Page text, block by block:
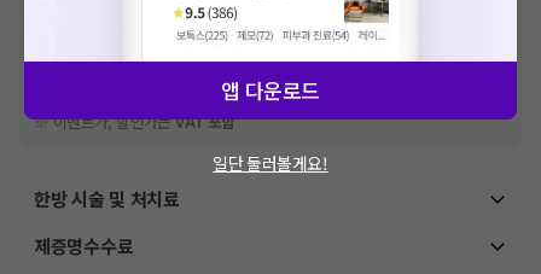
비급여 항목의 경우,추가비용 등으로 실제 가격과 상이할 수 있으니, 정확
한 가격은 해당 의료기관에 직접 문의해주세요.
※급여 항목의 경우,건강보험심사평가원에 고지되어 있는 급여 진료 기준 가
격입니다. (진료와 연관된 복합적인 비용이 추가되어, 병원마다 금액이 다르게
산정될 수 있는 점 참고 바랍니다.)
※ 이벤트가, 할인가는VAT 포함
한방 시술 및 처치료
제증명수수료
앱 다운로드
일단 둘러볼게요!